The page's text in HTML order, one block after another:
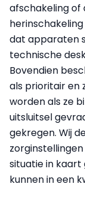
afschakeling of
dat apparaten
technische
Bovendien
als prioritair en
worden als ze
uitsluitsel
gekregen. Wij
situatie in kaart
kunnen in een